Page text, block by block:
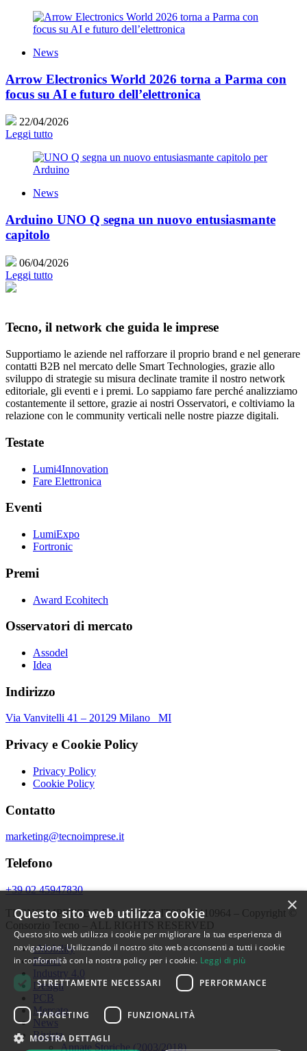
News
Arrow Electronics World 2026 torna a Parma con
focus su AI e futuro dell’elettronica
22/04/2026
Leggi tutto
News
Arduino UNO Q segna un nuovo entusiasmante
capitolo
06/04/2026
Leggi tutto
Tecno, il network che guida le imprese
Supportiamo le aziende nel rafforzare il proprio brand e nel generare
contatti B2B nel mercato delle Smart Technologies, grazie allo
sviluppo di strategie su misura declinate tramite il nostro network
editoriale, gli eventi e i premi. Lo sappiamo fare perché analizziamo
costantemente il settore, grazie ai nostri Osservatori, e coltiviamo la
relazione con le community verticali nelle nostre piazze digitali.
Testate
Lumi4Innovation
Fare Elettronica
Eventi
LumiExpo
Fortronic
Premi
Award Ecohitech
Osservatori di mercato
Assodel
Idea
Indirizzo
Via Vanvitelli 41 – 20129 Milano MI
Privacy e Cookie Policy
Privacy Policy
Cookie Policy
Contatto
marketing@tecnoimprese.it
Telefono
+39 02 45947830
TECNOIMPRESE S.R.L. – P.IVA IT09998410964 – Copyright ©
Consorzio Tecno – ALL RIGHTS RESERVED
eMobility
Power
Industry 4.0
Design
PCB
Mercato
News
Rivista
Annate Storiche (2003/2018)
×
Questo sito web utilizza cookie
Questo sito web utilizza i cookie per migliorare la tua esperienza di
navigazione. Utilizzando il nostro sito web acconsenti a tutti i cookie
in conformità con la nostra policy per i cookie. Leggi di più
STRETTAMENTE NECESSARI
PERFORMANCE
TARGETING FUNZIONALITÀ
MOSTRA DETTAGLI